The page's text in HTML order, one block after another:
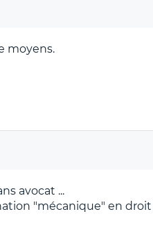
moyens.
avocat ...
"mécanique" en droit